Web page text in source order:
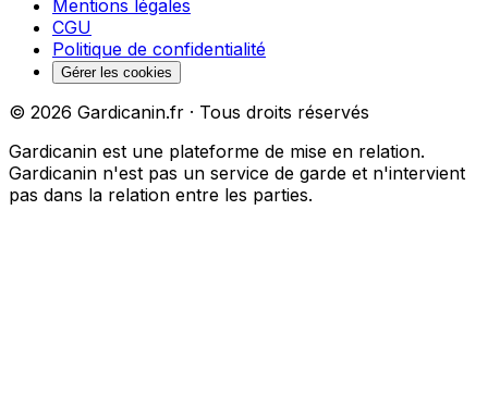
Mentions légales
CGU
Politique de confidentialité
Gérer les cookies
© 2026 Gardicanin.fr · Tous droits réservés
Gardicanin est une plateforme de mise en relation.
Gardicanin n'est pas un service de garde et n'intervient
pas dans la relation entre les parties.